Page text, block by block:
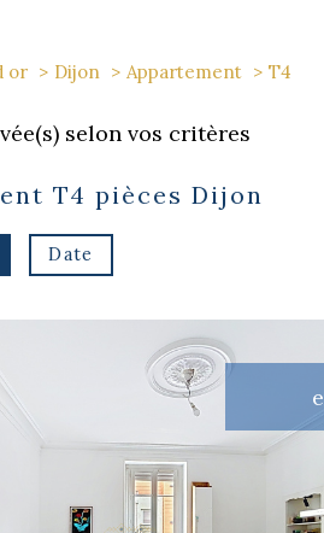
or Dijon Appartement T4
selon vos critères
T4 pièces Dijon
Date
voir le